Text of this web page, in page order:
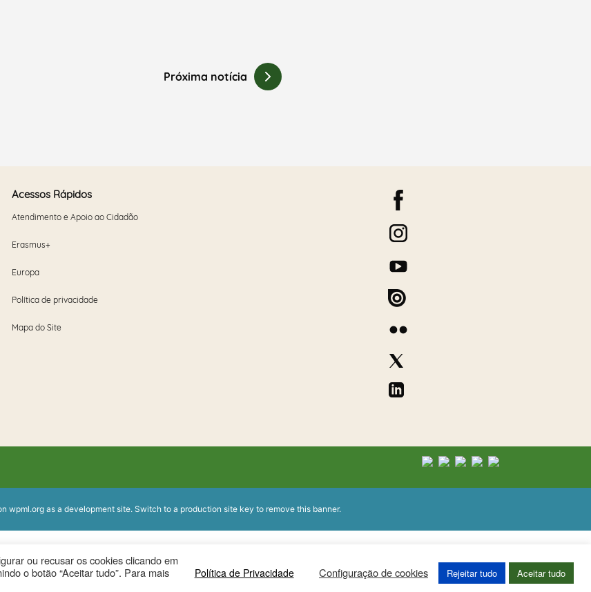
Próxima notícia
Acessos Rápidos
Atendimento e Apoio ao Cidadão
Erasmus+
Europa
Política de privacidade
Mapa do Site
ou recusar os cookies clicando em
o botão “Aceitar tudo”. Para mais
Política de Privacidade Configuração de cookies Rejeitar tudo Aceitar tudo
wpml.orgas a development site. Switch to a production site key to remove this banner.